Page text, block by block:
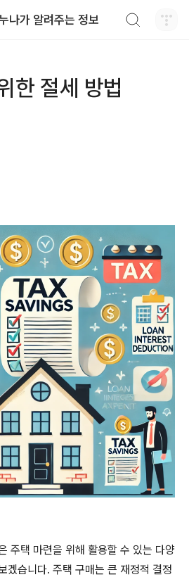
나가 알려주는 정보
한 절세 방법
주택 마련을 위해 활용할 수 있는 다양
겠습니다. 주택 구매는 큰 재정적 결정